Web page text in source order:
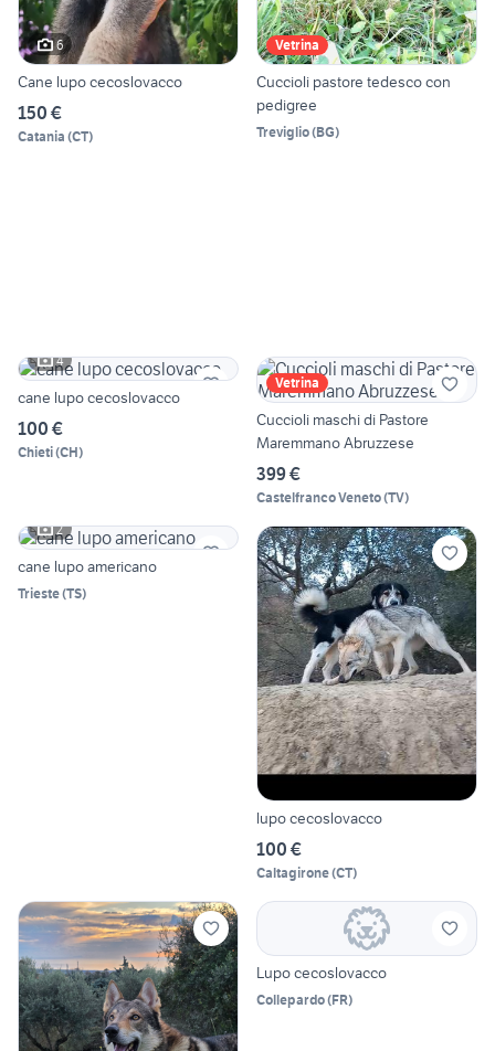
6
Cane lupo cecoslovacco
150 €
Catania (CT)
Vetrina
Cuccioli pastore tedesco con
pedigree
Treviglio(BG)
4
cane lupo cecoslovacco
100 €
Chieti(CH)
Vetrina
Cuccioli maschi di Pastore
Maremmano Abruzzese
399 €
Castelfranco Veneto(TV)
2
cane lupo americano
Trieste(TS)
lupo cecoslovacco
100 €
Caltagirone(CT)
Lupo cecoslovacco
Collepardo(FR)